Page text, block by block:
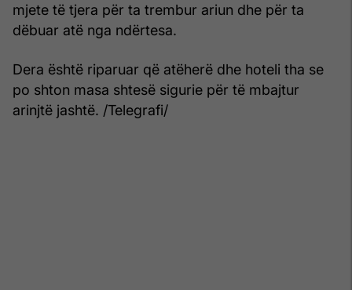
mjete të tjera për ta trembur ariun dhe për ta
dëbuar atë nga ndërtesa.
Dera është riparuar që atëherë dhe hoteli tha se
po shton masa shtesë sigurie për të mbajtur
arinjtë jashtë. /Telegrafi/